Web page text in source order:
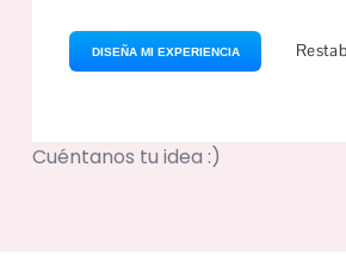
Cuéntanos tu idea :)